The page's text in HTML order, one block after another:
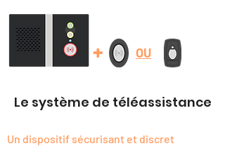
+ OU
Le système de téléassistance
Un dispositif sécurisant et discret